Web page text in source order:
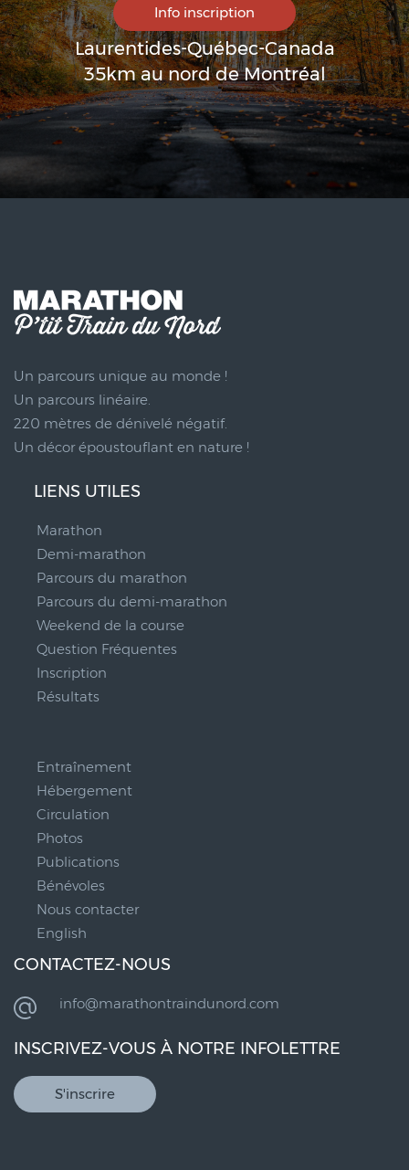
Info inscription
Laurentides-Québec-Canada
35km au nord de Montréal
Un parcours unique au monde !
Un parcours linéaire.
220 mètres de dénivelé négatif.
Un décor époustouflant en nature !
LIENS UTILES
Marathon
Demi-marathon
Parcours du marathon
Parcours du demi-marathon
Weekend de la course
Question Fréquentes
Inscription
Résultats
Entraînement
Hébergement
Circulation
Photos
Publications
Bénévoles
Nous contacter
English
CONTACTEZ-NOUS
info@marathontraindunord.com
INSCRIVEZ-VOUS À NOTRE INFOLETTRE
S'inscrire